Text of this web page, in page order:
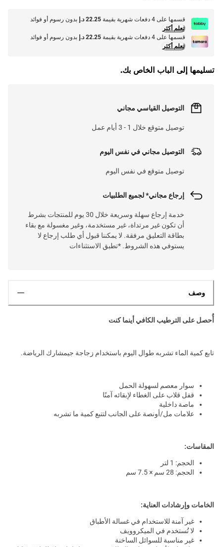
قسمها على 4 دفعات شهرية بقيمة 22.25 د.إ
بدون رسوم أو فوائد
تعلم أكثر
قسمها على 4 دفعات شهرية بقيمة
22.25 د.إ
بدون رسوم أو فوائد
تعلم أكثر
تسليمها إلى الباب الخاص بك.
التوصيل القياسي مجاني
توصيل متوقع خلال 1 - 3 أيام عمل
التوصيل مجاني في نفس اليوم
توصيل متوقع في نفس اليوم
إرجاع مجاني* لجميع الطلبيات
خدمة إرجاع سهلة وسريعة خلال 30 يوم للمنتجات بشرط
أن تكون غير مرتداة، غير مستخدمة، وغير مغسولة مع بقاء
بطاقة التعليق مرفقة. لا يمكننا قبول أي طلب إرجاع لا
يستوفي هذه الشروط. *تطبق الاستثناءات
وصف
أُحصل على الترطيب الكافي أينما كنت
تابع كمية الماء تشربه طوال اليوم باستخدام زجاجة جيمشارك الرياضة.
سوار معصم لسهولة الحمل
قفل قلاب على الغطاء لإبقائه آمنًا
ماصة داخلية
علامات مل/أونصة على الجانب لتتبع كمية ما تشربه
المقاسات:
الحجم: 1 لتر
الحجم: 28 سم × 7.5 سم
الخامات وإرشادات العناية:
غير آمنة للاستخدام في غسالة الأطباق
لا تُستخدم في الميكروويف
غير مناسبة للسوائل الساخنة